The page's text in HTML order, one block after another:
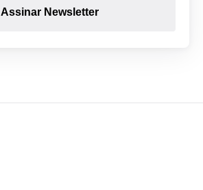
Assinar Newsletter